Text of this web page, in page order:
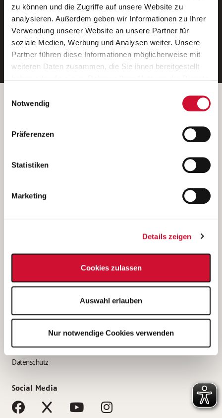
zu können und die Zugriffe auf unsere Website zu
analysieren. Außerdem geben wir Informationen zu Ihrer
Verwendung unserer Website an unsere Partner für
soziale Medien, Werbung und Analysen weiter. Unsere
Partner führen diese Informationen möglicherweise mit
weiteren Daten zusammen, die Sie ihnen bereitgestellt
Wenn Sie auf „Cookies zulassen“ klicken, so stimmen
Sie der Speicherung sämtlicher Cookies zu. Sie können
Ihre Einwilligung selbstverständlich jederzeit widerrufen,
indem Sie die Cookie-Einstellungen aufrufen und diese
unsererDatenschutzerklärung
Notwendig
Präferenzen
Statistiken
Marketing
Details zeigen
Cookies zulassen
Auswahl erlauben
Nur notwendige Cookies verwenden
Ein kostenloser Service von AWO
Jobs.
E-Mail-Adresse eintragen
Betreiber der Webseite
Kantstraße 45a
(Ein Tochterunternehmen des AWO Bezirksverbandes Unterfranken
e.V.)
Bewerbung als Altenpflegehelfer*in
Bewerbung als Erzieher*in
AWO Gliederungen nach Bundesland
Impressum
Datenschutz
Social Media